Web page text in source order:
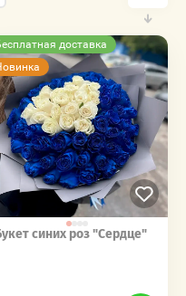
доставка
синих роз "Сердце"